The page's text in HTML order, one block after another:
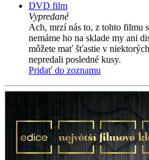
DVD film
Vypredané
Ach, mrzí nás to, z tohto filmu
nemáme ho na sklade my ani
môžete mať šťastie v
nepredali posledné kusy.
Pridať do zoznamu